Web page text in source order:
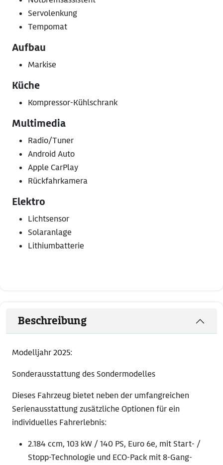
Servolenkung
Tempomat
Aufbau
Markise
Küche
Kompressor-Kühlschrank
Multimedia
Radio/Tuner
Android Auto
Apple CarPlay
Rückfahrkamera
Elektro
Lichtsensor
Solaranlage
Lithiumbatterie
Beschreibung
Modelljahr 2025:
Sonderausstattung des Sondermodelles
Dieses Fahrzeug bietet neben der umfangreichen
Serienausstattung zusätzliche Optionen für ein
individuelles Fahrerlebnis:
2.184 ccm, 103 kW / 140 PS, Euro 6e, mit Start- /
Stopp-Technologie und ECO-Pack mit 8-Gang-